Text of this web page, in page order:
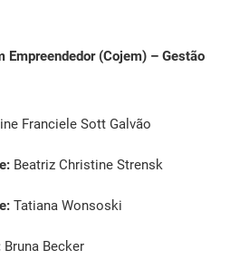
Empreendedor (Cojem) – Gestão
Franciele Sott Galvão
Beatriz Christine Strensk
Tatiana Wonsoski
Bruna Becker